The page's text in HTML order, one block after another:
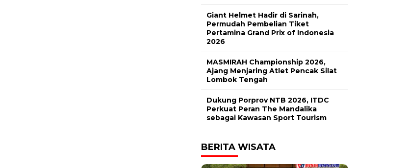
Giant Helmet Hadir di Sarinah,
Permudah Pembelian Tiket
Pertamina Grand Prix of Indonesia
2026
MASMIRAH Championship 2026,
Ajang Menjaring Atlet Pencak Silat
Lombok Tengah
Dukung Porprov NTB 2026, ITDC
Perkuat Peran The Mandalika
sebagai Kawasan Sport Tourism
BERITA WISATA